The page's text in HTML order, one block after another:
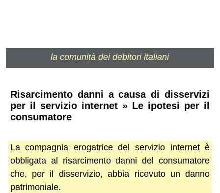
la comunità dei debitori italiani
Risarcimento danni a causa di disservizi
per il servizio internet » Le ipotesi per il
consumatore
La compagnia erogatrice del servizio internet è
obbligata al risarcimento danni del consumatore
che, per il disservizio, abbia ricevuto un danno
patrimoniale.